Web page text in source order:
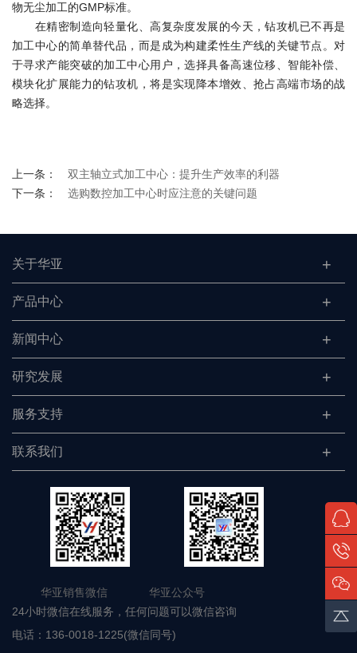
物无尘加工的GMP标准。
在精密制造向轻量化、高复杂度发展的今天，钻攻机已不再是
加工中心的简单替代品，而是成为构建柔性生产线的关键节点。对
于寻求产能突破的加工中心用户，选择具备高速位移、智能补偿、
模块化扩展能力的钻攻机，将是实现降本增效、抢占高端市场的战
略选择。
上一条：
双主轴立式加工中心：提升生产效率的利器
下一条：
选购数控加工中心时应注意的关键问题
关于华亚
产品中心
新闻中心
研究发展
服务支持
联系我们
华亚销售微信 华亚公众号
24小时微信在线服务，任何问题可以微信咨询
电话： 136-0018-1225(微信同号)